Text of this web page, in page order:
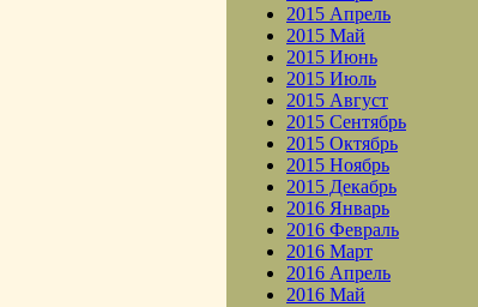
2015 Апрель
2015 Май
2015 Июнь
2015 Июль
2015 Август
2015 Сентябрь
2015 Октябрь
2015 Ноябрь
2015 Декабрь
2016 Январь
2016 Февраль
2016 Март
2016 Апрель
2016 Май